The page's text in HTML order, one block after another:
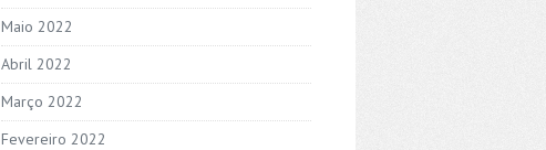
Maio 2022
Abril 2022
Março 2022
Fevereiro 2022